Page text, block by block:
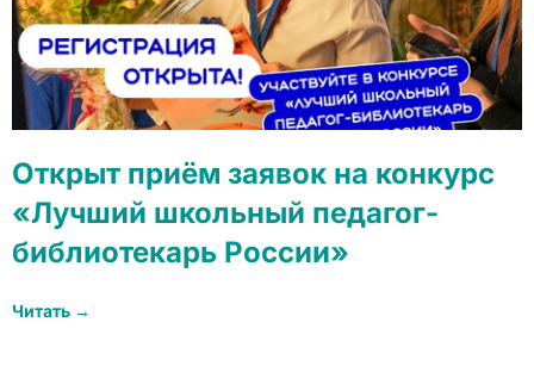
Открыт приём заявок на конкурс
«Лучший школьный педагог-
библиотекарь России»
Читать →